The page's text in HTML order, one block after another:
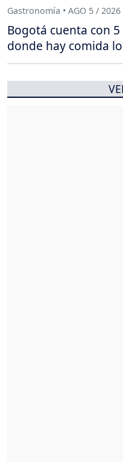
Gastronomía • AGO 5 / 2026
Bogotá cuenta con
donde hay comida